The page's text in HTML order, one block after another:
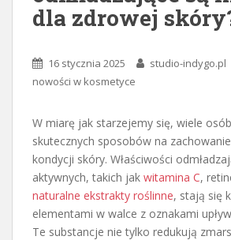
dla zdrowej
16 stycznia 2025 studio-indygo.pl
nowości w kosmetyce
W miarę jak starzejemy się, wiele
skutecznych sposobów na
kondycji skóry. Właściwości
aktywnych, takich jak witamina C,
naturalne ekstrakty roślinne, stają się
elementami w walce z oznakami
Te substancje nie tylko redukują